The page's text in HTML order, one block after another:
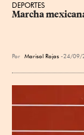
DEPORTES
Marcha
Por Marisol Rojas 24/09/